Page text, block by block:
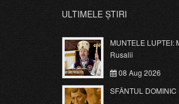
ULTIMELE ȘTIRI
MUNTELE LUPTEI:
Rusalii
08 Aug 2026
SFÂNTUL DOMINIC